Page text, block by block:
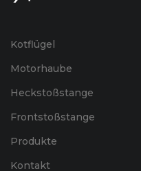
Kotflügel
Motorhaube
Heckstoßstange
Frontstoßstange
Produkte
Kontakt